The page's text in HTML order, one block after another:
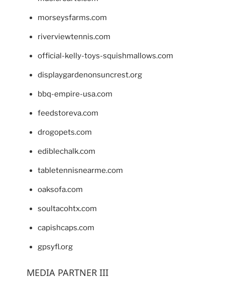
morseysfarms.com
riverviewtennis.com
official-kelly-toys-squishmallows.com
displaygardenonsuncrest.org
bbq-empire-usa.com
feedstoreva.com
drogopets.com
ediblechalk.com
tabletennisnearme.com
oaksofa.com
soultacohtx.com
capishcaps.com
gpsyfl.org
MEDIA PARTNER III